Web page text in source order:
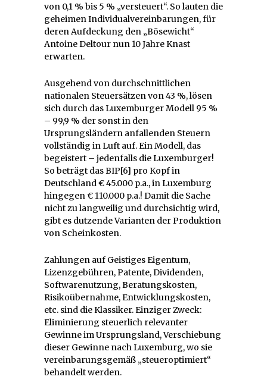
von 0,1 % bis 5 % „versteuert“. So lauten die
geheimen Individualvereinbarungen, für
deren Aufdeckung den „Bösewicht“
Antoine Deltour nun 10 Jahre Knast
erwarten.
Ausgehend von durchschnittlichen
nationalen Steuersätzen von 43 %, lösen
sich durch das Luxemburger Modell 95 %
– 99,9 % der sonst in den
Ursprungsländern anfallenden Steuern
vollständig in Luft auf. Ein Modell, das
begeistert – jedenfalls die Luxemburger!
So beträgt das BIP[6] pro Kopf in
Deutschland € 45.000 p.a., in Luxemburg
hingegen € 110.000 p.a.! Damit die Sache
nicht zu langweilig und durchsichtig wird,
gibt es dutzende Varianten der Produktion
von Scheinkosten.
Zahlungen auf Geistiges Eigentum,
Lizenzgebühren, Patente, Dividenden,
Softwarenutzung, Beratungskosten,
Risikoübernahme, Entwicklungskosten,
etc. sind die Klassiker. Einziger Zweck:
Eliminierung steuerlich relevanter
Gewinne im Ursprungsland, Verschiebung
dieser Gewinne nach Luxemburg, wo sie
vereinbarungsgemäß „steueroptimiert“
behandelt werden.